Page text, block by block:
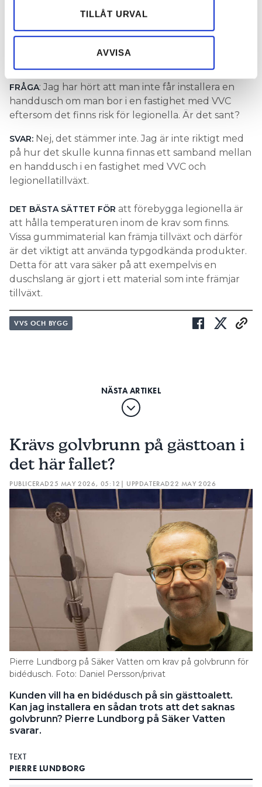
Dessa kan i sin tur kombinera informationen med annan
information som du har tillhandahållit eller som de har
samlat in när du har använt deras tjänster.
TILLÅT URVAL
AVVISA
EXPERTEN SVARAR:
BEHÖVER MAN HA GOLVBRUNN PÅ EN LITEN
GÄSTTOALETT MED BARA WC OCH TVÄTTSTÄLL?
FRÅGA: Jag har hört att man inte får installera en
handdusch om man bor i en fastighet med VVC
eftersom det finns risk för legionella. Är det sant?
SVAR: Nej, det stämmer inte. Jag är inte riktigt med
på hur det skulle kunna finnas ett samband mellan
en handdusch i en fastighet med VVC och
legionellatillväxt.
DET BÄSTA SÄTTET FÖR att förebygga legionella är
att hålla temperaturen inom de krav som finns.
Vissa gummimaterial kan främja tillväxt och därför
är det viktigt att använda typgodkända produkter.
Detta för att vara säker på att exempelvis en
duschslang är gjort i ett material som inte främjar
tillväxt.
VVS OCH BYGG
Krävs golvbrunn på gästtoan i
det här fallet?
PUBLICERAD25 MAY 2026, 05:12 | UPPDATERAD22 MAY 2026
Pierre Lundborg på Säker Vatten om krav på golvbrunn för
bidédusch. Foto: Daniel Persson/privat
Kunden vill ha en bidédusch på sin gästtoalett.
Kan jag installera en sådan trots att det saknas
golvbrunn? Pierre Lundborg på Säker Vatten
svarar.
TEXT
PIERRE LUNDBORG